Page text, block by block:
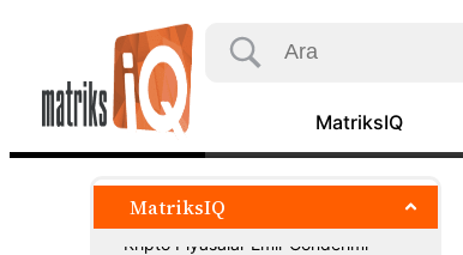
MatriksIQ
MatriksIQ
Hoşgeldiniz
Kademe Kaldırma Hesaplayıcı
Kripto Piyasalar Emir Gönderimi